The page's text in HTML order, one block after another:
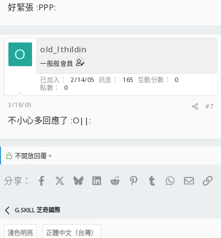
好緊張 :PPP:
O old_Ithildin
一般般會員
已加入
2/14/05 訊息 165 互動分數
0
點數
0
3/18/05
#7
不小心多回應了 :O||:
不開放回覆。
分享： FacebookBlueskyLinkedIn
Reddit PinterestTumblrWhatsApp
電子
G.SKILL 芝奇國際
淺色明亮
正體中文（台灣）